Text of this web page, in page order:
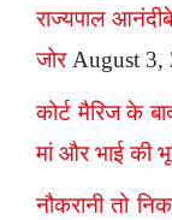
राज्यपाल
जोर August 3,
कोर्ट मैरिज के
मां और भाई की
नौकरानी तो